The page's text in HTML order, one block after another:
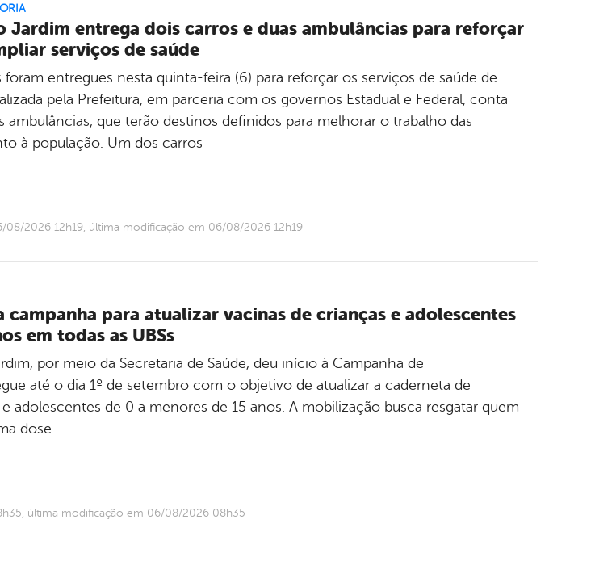
Jardim entrega dois carros e duas ambulâncias para reforçar
serviços de saúde
entregues nesta quinta-feira (6) para reforçar os serviços de saúde de
pela Prefeitura, em parceria com os governos Estadual e Federal, conta
ambulâncias, que terão destinos definidos para melhorar o trabalho das
à população. Um dos carros
08/2026 12h19, última modificação em 06/08/2026 12h19
para atualizar vacinas de crianças e adolescentes
em todas as UBSs
por meio da Secretaria de Saúde, deu início à Campanha de
até o dia 1º de setembro com o objetivo de atualizar a caderneta de
adolescentes de 0 a menores de 15 anos. A mobilização busca resgatar quem
dose
última modificação em 06/08/2026 08h35